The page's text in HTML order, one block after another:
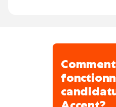
Comment